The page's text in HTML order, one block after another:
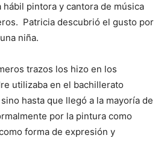
pintora y cantora de música
Patricia descubrió el gusto por
niña.
trazos los hizo en los
utilizaba en el bachillerato
hasta que llegó a la mayoría de
por la pintura como
forma de expresión y